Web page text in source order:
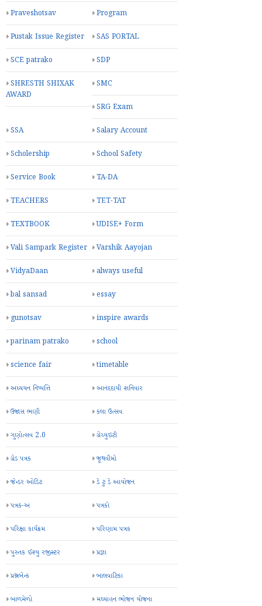
Praveshotsav Program
Pustak Issue Register SAS PORTAL
SCE patrako SDP
SHRESTH SHIXAK
AWARD
SMC
SRG Exam
SSA Salary Account
Scholership School Safety
Service Book TA-DA
TEACHERS TET-TAT
TEXTBOOK UDISE+ Form
Vali Sampark Register Varshik Aayojan
VidyaDaan always useful
bal sansad essay
gunotsav inspire awards
parinam patrako school
science fair timetable
અધ્યયન નિષ્પત્તિ આનંદદાયી શનિવાર
ઉજાસ ભણી કલા ઉત્સવ
ગુણોત્સવ 2.0 ગ્રેચ્યુઇટી
ગ્રેડ પત્રક જૂથવીમો
જેન્ડર ઓડિટ ડે ટુ ડે આયોજન
પત્રક-અ પત્રકો
પરિક્ષા કાર્યક્રમ પરિણામ પત્રક
પુસ્તક ઈશ્યુ રજીસ્ટર પ્રજ્ઞા
પ્રશ્નબેન્ક બાલવાટિકા
બાળમેળો મઘ્યાહન ભોજન યોજના